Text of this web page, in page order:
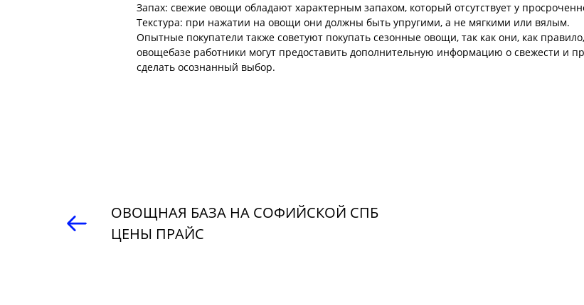
Запах: свежие овощи обладают характерным запахом, который отсутствует у
Текстура: при нажатии на овощи они должны быть упругими, а не мягкими или вялым.
Опытные покупатели также советуют покупать сезонные овощи, так как они, как
овощебазе работники могут предоставить дополнительную информацию о свежести и
сделать осознанный выбор.
ОВОЩНАЯ БАЗА НА СОФИЙСКОЙ СПБ
ЦЕНЫ ПРАЙС